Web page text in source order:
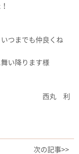
つまでも仲良くね
い降ります様
利
次の記事>>